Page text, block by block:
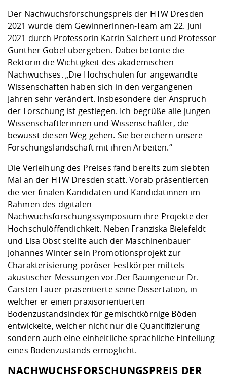
Der Nachwuchsforschungspreis der HTW Dresden
2021 wurde dem Gewinnerinnen-Team am 22. Juni
2021 durch Professorin Katrin Salchert und Professor
Gunther Göbel übergeben. Dabei betonte die
Rektorin die Wichtigkeit des akademischen
Nachwuchses. „Die Hochschulen für angewandte
Wissenschaften haben sich in den vergangenen
Jahren sehr verändert. Insbesondere der Anspruch
der Forschung ist gestiegen. Ich begrüße alle jungen
Wissenschaftlerinnen und Wissenschaftler, die
bewusst diesen Weg gehen. Sie bereichern unsere
Forschungslandschaft mit ihren Arbeiten.“
Die Verleihung des Preises fand bereits zum siebten
Mal an der HTW Dresden statt. Vorab präsentierten
die vier finalen Kandidaten und Kandidatinnen im
Rahmen des digitalen
Nachwuchsforschungssymposium ihre Projekte der
Hochschulöffentlichkeit. Neben Franziska Bielefeldt
und Lisa Obst stellte auch der Maschinenbauer
Johannes Winter sein Promotionsprojekt zur
Charakterisierung poröser Festkörper mittels
akustischer Messungen vor.Der Bauingenieur Dr.
Carsten Lauer präsentierte seine Dissertation, in
welcher er einen praxisorientierten
Bodenzustandsindex für gemischtkörnige Böden
entwickelte, welcher nicht nur die Quantifizierung
sondern auch eine einheitliche sprachliche Einteilung
eines Bodenzustands ermöglicht.
NACHWUCHSFORSCHUNGSPREIS DER